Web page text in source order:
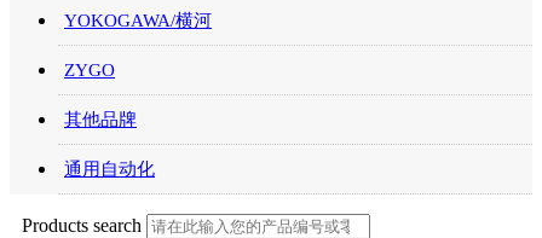
YOKOGAWA/横河
ZYGO
其他品牌
通用自动化
Products search